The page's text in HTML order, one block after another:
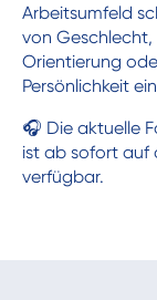
Arbeitsumfeld
von Geschlecht,
Orientierung
Persönlichkeit
🎧 Die aktuelle
ist ab sofort auf
verfügbar.